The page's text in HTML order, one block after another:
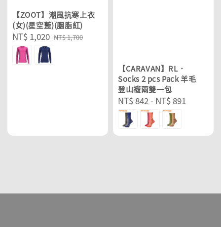
【ZOOT】潮風抗寒上衣
(女)(星空藍)(胭脂紅)
Sale
price
NT$ 1,020 Regular
NT$ 1,700
【CARAVAN】RL．
Socks 2 pcs Pack 羊毛
登山襪兩雙一包
Regular
price
NT$ 842- NT$ 891